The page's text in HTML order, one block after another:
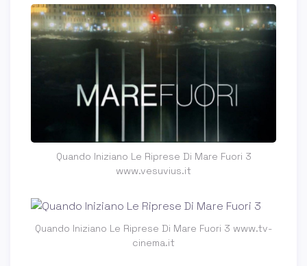
Quando Iniziano Le Riprese Di Mare Fuori 3
www.vesuvius.it
Quando Iniziano Le Riprese Di Mare Fuori 3 www.tv-
cinema.it